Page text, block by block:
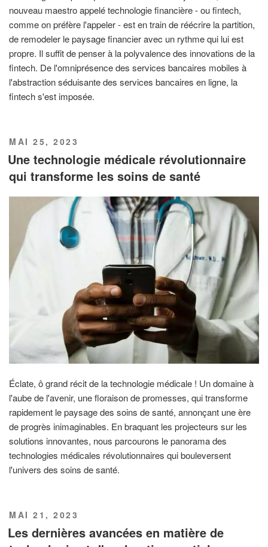
nouveau maestro appelé technologie financière - ou fintech,
comme on préfère l'appeler - est en train de réécrire la partition,
de remodeler le paysage financier avec un rythme qui lui est
propre. Il suffit de penser à la polyvalence des innovations de la
fintech. De l'omniprésence des services bancaires mobiles à
l'abstraction séduisante des services bancaires en ligne, la
fintech s'est imposée.
PUBLIÉ
LE
MAI 25, 2023
Une technologie médicale révolutionnaire
qui transforme les soins de santé
Éclate, ô grand récit de la technologie médicale ! Un domaine à
l'aube de l'avenir, une floraison de promesses, qui transforme
rapidement le paysage des soins de santé, annonçant une ère
de progrès inimaginables. En braquant les projecteurs sur les
solutions innovantes, nous parcourons le panorama des
technologies médicales révolutionnaires qui bouleversent
l'univers des soins de santé.
PUBLIÉ
LE
MAI 21, 2023
Les dernières avancées en matière de